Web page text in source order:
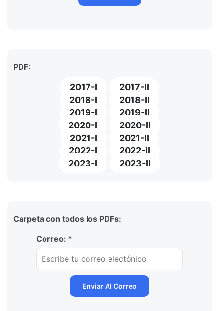
PDF:
2017-I
2017-II
2018-I
2018-II
2019-I
2019-II
2020-I
2020-II
2021-I
2021-II
2022-I
2022-II
2023-I
2023-II
Carpeta con todos los PDFs:
Correo: *